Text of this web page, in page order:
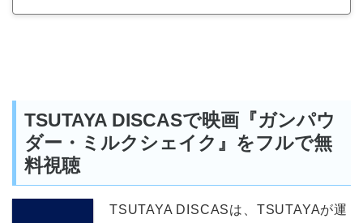
TSUTAYA DISCASで映画『ガンパウ
ダー・ミルクシェイク』をフルで無
料視聴
TSUTAYA DISCASは、TSUTAYAが運